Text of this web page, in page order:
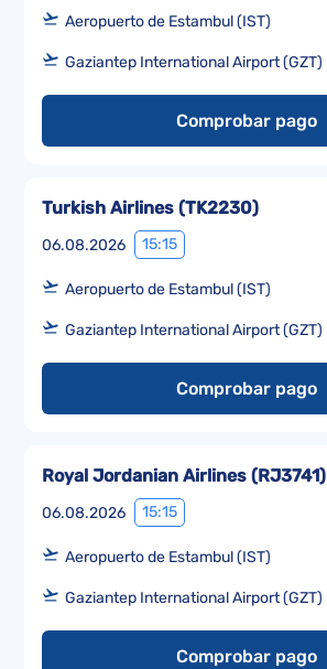
Aeropuerto de Estambul (IST)
Gaziantep International Airport (GZT)
Comprobar pago
06.08.2026 15:15
Turkish Airlines (TK2230)
Aeropuerto de Estambul (IST)
Gaziantep International Airport (GZT)
Comprobar pago
06.08.2026 15:15
Royal Jordanian Airlines (RJ3741)
Aeropuerto de Estambul (IST)
Gaziantep International Airport (GZT)
Comprobar pago